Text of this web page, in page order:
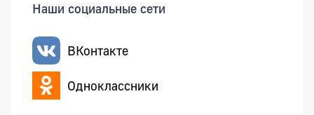
Наши социальные сети
ВКонтакте
Одноклассники